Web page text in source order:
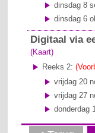
dinsdag 8
dinsdag 6
Digitaal via
(Kaart)
Reeks 2:
vrijdag 20
vrijdag 27
donderdag